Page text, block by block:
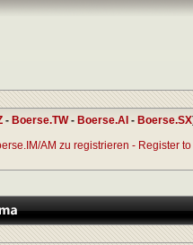
- Boerse.TW- Boerse.AI - Boerse.SX
AM zu registrieren - Register